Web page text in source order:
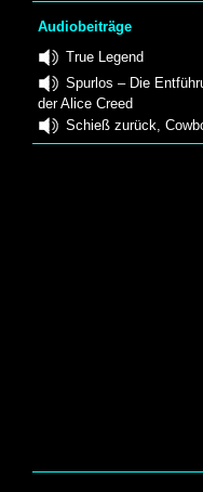
Audiobeiträge
True Legend
Spurlos – Die
der Alice Creed
Schieß zurück,